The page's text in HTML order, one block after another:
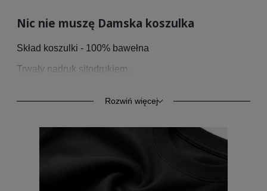
Nic nie muszę Damska koszulka
Skład koszulki - 100% bawełna
Trwały nadruk sitodrukiem.
podwyższonej gramaturze 185/195g/m2.
codziennego użytkowania. Kołnierzyk wykończony
Rozwiń więcej